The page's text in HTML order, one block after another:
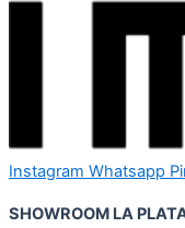
Instagram Whatsapp
SHOWROOM LA